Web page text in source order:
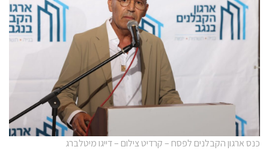
כנס ארגון הקבלנים לפסח – קרדיט צילום – דייגו מיטלברג